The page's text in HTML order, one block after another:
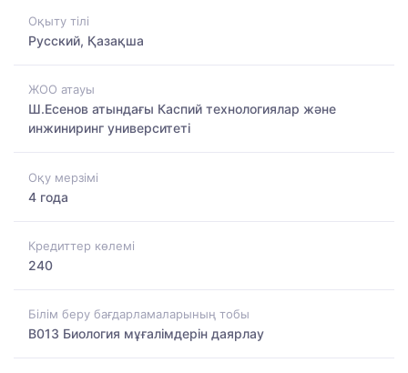
Оқыту тілі
Русский, Қазақша
ЖОО атауы
Ш.Есенов атындағы Каспий технологиялар және
инжиниринг университеті
Оқу мерзімі
4 года
Кредиттер көлемі
240
Білім беру бағдарламаларының тобы
B013 Биология мұғалімдерін даярлау